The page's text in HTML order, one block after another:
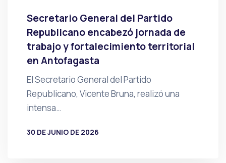
Secretario General del Partido
Republicano encabezó jornada de
trabajo y fortalecimiento territorial
en Antofagasta
El Secretario General del Partido
Republicano, Vicente Bruna, realizó una
intensa…
30 DE JUNIO DE 2026